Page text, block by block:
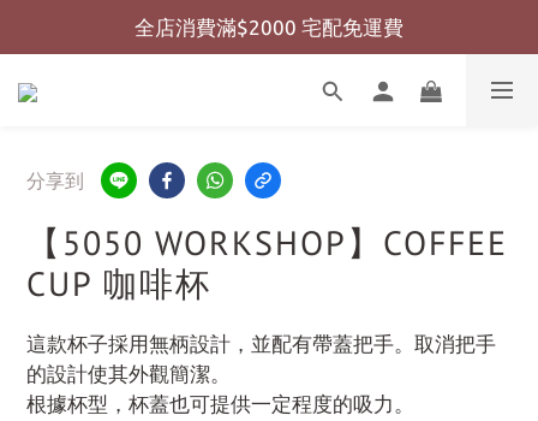
全店消費滿$999 超商免運費
全店消費滿$2000 宅配免運費
全店消費滿$999 超商免運費
分享到
【5050 WORKSHOP】COFFEE
CUP 咖啡杯
這款杯子採用無柄設計，並配有帶蓋把手。取消把手
的設計使其外觀簡潔。
根據杯型，杯蓋也可提供一定程度的吸力。